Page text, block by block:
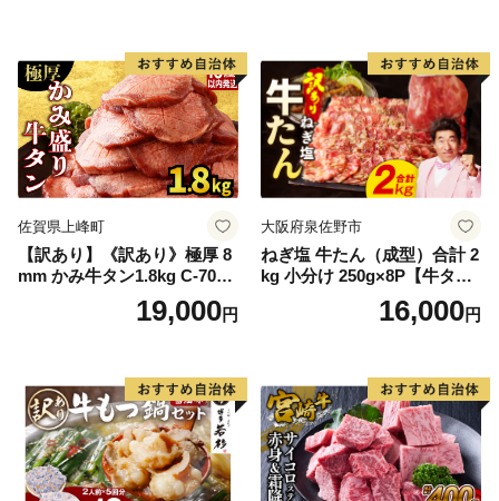
厚切り タン
佐賀県上峰町
【訳あり】《訳あり》極厚 8
mm かみ牛タン1.8kg C-709-
19,000円
大阪府泉佐野市
ねぎ塩 牛たん（成型）合計 2
kg 小分け 250g×8P【牛タン
牛肉 焼肉用 薄切り 訳あり サ
16,000円